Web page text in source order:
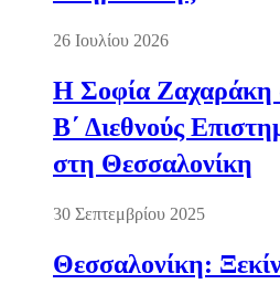
26 Ιουλίου 2026
Η Σοφία Ζαχαράκη
Β΄ Διεθνούς
στη Θεσσαλονίκη
30 Σεπτεμβρίου 2025
Θεσσαλονίκη: